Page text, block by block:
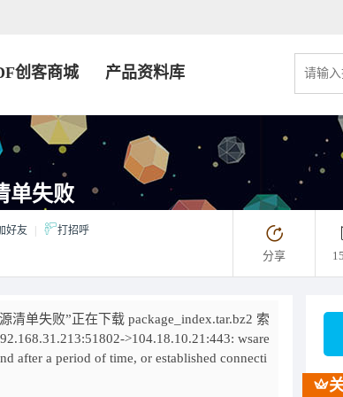
创客商城 产品资料库
单失败
好友 打招呼
分享
单失败”正在下载 package_index.tar.bz2 索
>104.18.10.21:443: wsare
after a period of time, or established connecti